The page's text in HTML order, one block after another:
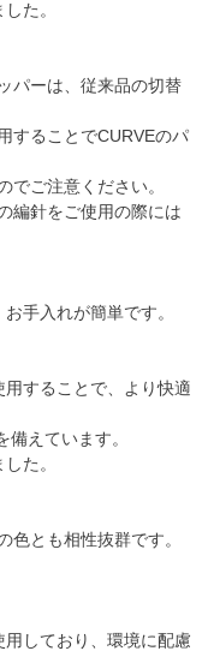
た。
パーは、従来品の切替
することでCURVEのパ
ご注意ください。
編針をご使用の際には
手入れが簡単です。
することで、より快適
えています。
た。
色とも相性抜群です。
しており、環境に配慮